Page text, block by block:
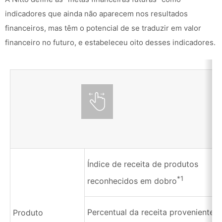
indicadores que ainda não aparecem nos resultados
financeiros, mas têm o potencial de se traduzir em valor
financeiro no futuro, e estabeleceu oito desses indicadores.
Produto
Índice de receita de produtos
reconhecidos em dobro*1
Percentual da receita proveniente